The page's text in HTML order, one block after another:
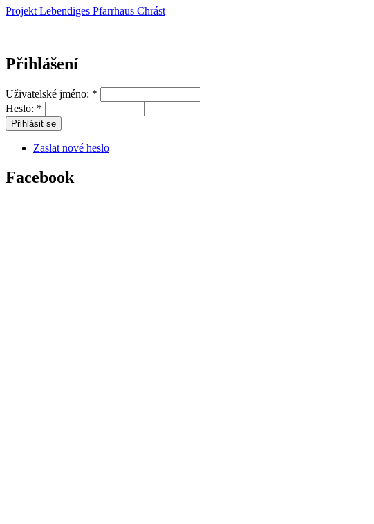
Projekt Lebendiges Pfarrhaus Chrást
Přihlášení
Uživatelské jméno: *
Heslo: *
Zaslat nové heslo
Facebook